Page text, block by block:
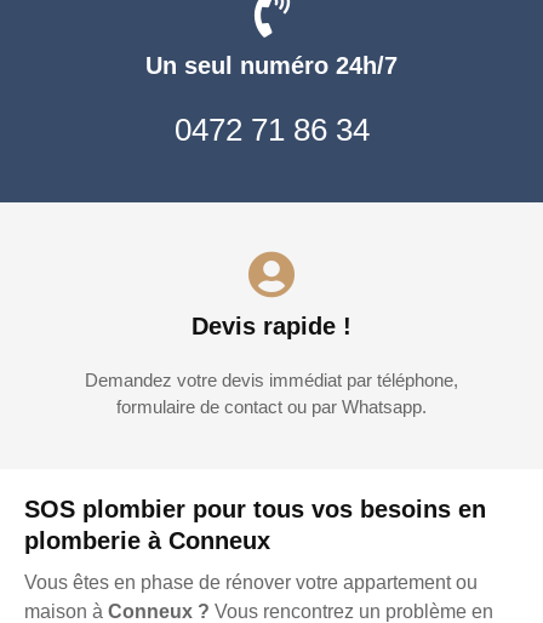
SOS plombier pour tous vos besoins en
plomberie à Conneux
Vous êtes en phase de rénover votre appartement ou
maison à Conneux ? Vous rencontrez un problème en
Un seul numéro 24h/7
0472 71 86 34
Devis rapide !
Demandez votre devis immédiat par téléphone,
formulaire de contact ou par Whatsapp.